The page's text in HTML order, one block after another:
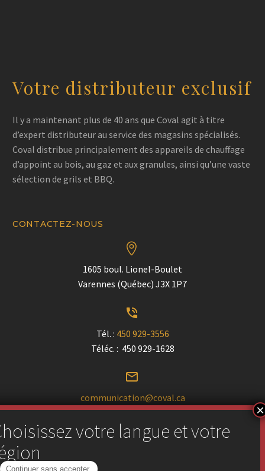
Votre distributeur exclusif
Il y a maintenant plus de 40 ans que Coval agit à titre
d’expert distributeur au service des magasins spécialisés.
Coval distribue principalement des appareils de chauffage
d’appoint au bois, au gaz et aux granules, ainsi qu’une vaste
sélection de grils et BBQ.
CONTACTEZ-NOUS


1605 boul. Lionel-Boulet
Varennes (Québec) J3X 1P7


Tél. : 450 929-3556
Téléc. : 450 929-1628


communication@coval.ca
Trouver un détaillant près de chez vous